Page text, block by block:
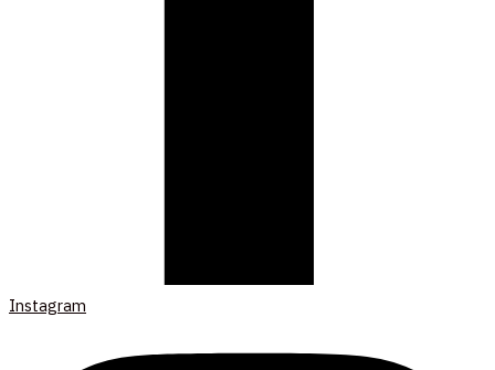
Instagram